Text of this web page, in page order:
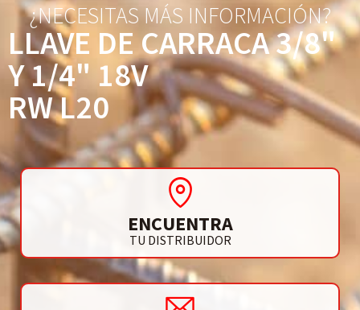
¿NECESITAS MÁS INFORMACIÓN?
LLAVE DE CARRACA 3/8"
Y 1/4" 18V
RW L20
ENCUENTRA
TU DISTRIBUIDOR